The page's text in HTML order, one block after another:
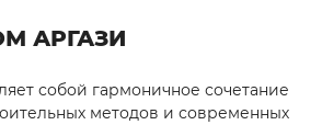
АРГАЗИ
собой гармоничное сочетание
методов и современных